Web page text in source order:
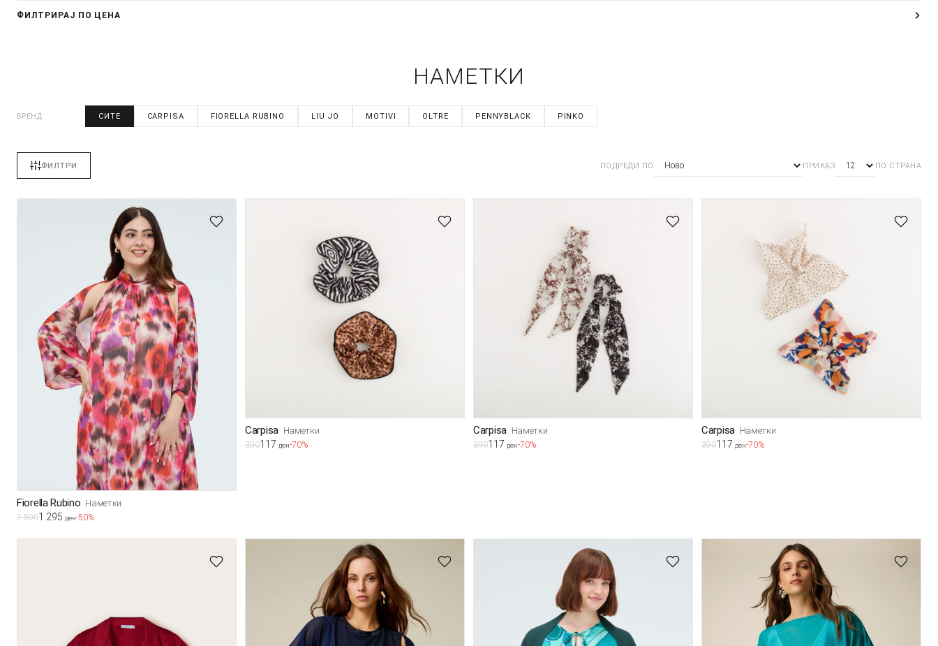
ФИЛТРИРАЈ ПО ЦЕНА
НАМЕТКИ
БРЕНД: СИТЕ CARPISA FIORELLA RUBINO LIU JO MOTIVI OLTRE PENNYBLACK PINKO
ФИЛТРИ ПОДРЕДИ ПО ПРИКАЗ ПО СТРАНА
Fiorella Rubino Наметки
2.5901.295 ден-50%
Carpisa Наметки
390117 ден-70%
Carpisa Наметки
390117 ден-70%
Carpisa Наметки
390117 ден-70%